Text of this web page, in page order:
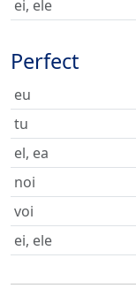
ei, ele
Perfect
eu
tu
el, ea
noi
voi
ei, ele